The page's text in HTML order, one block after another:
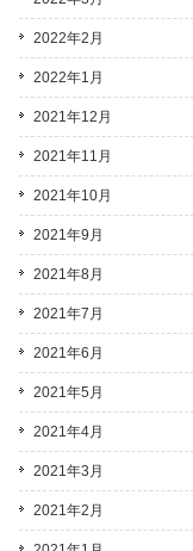
2022年2月
2022年1月
2021年12月
2021年11月
2021年10月
2021年9月
2021年8月
2021年7月
2021年6月
2021年5月
2021年4月
2021年3月
2021年2月